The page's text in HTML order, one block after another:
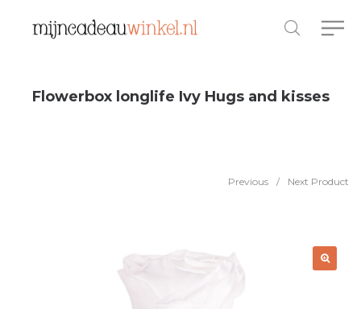
Flowerbox longlife Ivy Hugs and kisses
Previous / Next Product